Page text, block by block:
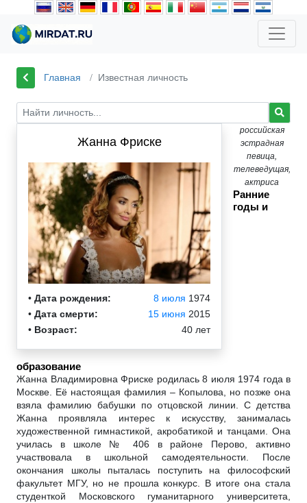
Главная Известная личность
Жанна Фриске
• Дата рождения: 8 июля 1974
• Дата смерти: 15 июня 2015
• Возраст: 40 лет
российская
эстрадная
певица,
телеведущая,
актриса
Ранние
годы и
образование
Жанна Владимировна Фриске родилась 8 июля 1974 года в
Москве. Её настоящая фамилия – Копылова, но позже она
взяла фамилию бабушки по отцовской линии. С детства
Жанна проявляла интерес к искусству, занималась
художественной гимнастикой, акробатикой и танцами. Она
училась в школе № 406 в районе Перово, активно
участвовала в школьной самодеятельности. После
окончания школы пыталась поступить на философский
факультет МГУ, но не прошла конкурс. В итоге она стала
студенткой Московского гуманитарного университета,